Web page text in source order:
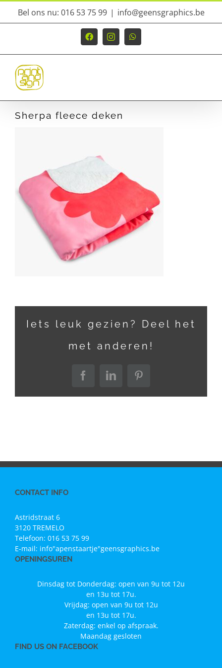
Ga
inhoud
Bel ons nu: 016 53 75 99 | info@geensgraphics.be
FacebookInstagramWhatsApp
Sherpa fleece deken
Iets leuk gezien? Deel het
met anderen!
FacebookLinkedInPinterest
CONTACT INFO
Astridstraat 6
3120 TREMELO
Telefoon: 016 53 75 99
E-mail: info"apenstaartje"geensgraphics.be
OPENINGSUREN
Dinsdag tot Donderdag: open van 9u tot 12u
en 13u tot 17u.
Vrijdag: open van 9u tot 12u
en 13u tot 17u.
Zaterdag: enkel op afspraak.
Maandag gesloten
FIND US ON FACEBOOK